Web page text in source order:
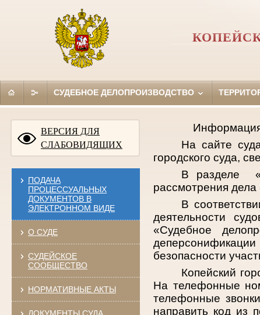
СУДЕБНОЕ ДЕЛОПРОИЗВОДСТВО
ВЕРСИЯ ДЛЯ
СЛАБОВИДЯЩИХ
ПОДАЧА
ПРОЦЕССУАЛЬНЫХ
ДОКУМЕНТОВ В
ЭЛЕКТРОННОМ ВИДЕ
О СУДЕ
СУДЕЙСКОЕ
СООБЩЕСТВО
НОРМАТИВНЫЕ АКТЫ
Информация
На сайте
городского суда,
В разделе
рассмотрения
В
деятельности
«Судебное
безопасности
Копейский
На телефонные
телефонные
направить код из